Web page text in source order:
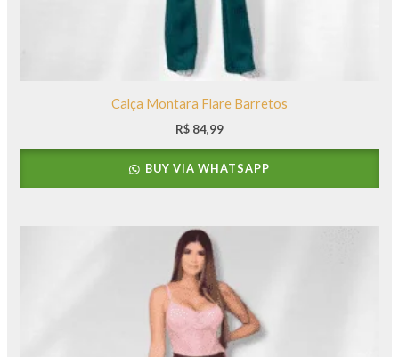
Calça Montara Flare Barretos
R$ 84,99
BUY VIA WHATSAPP